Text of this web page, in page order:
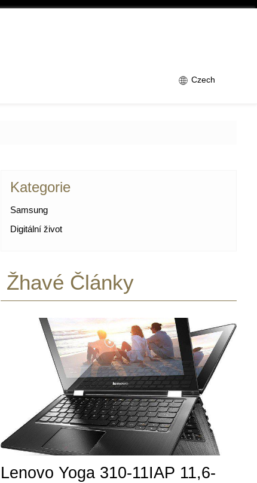
Czech
Kategorie
Samsung
Digitální život
Žhavé Články
Lenovo Yoga 310-11IAP 11,6-